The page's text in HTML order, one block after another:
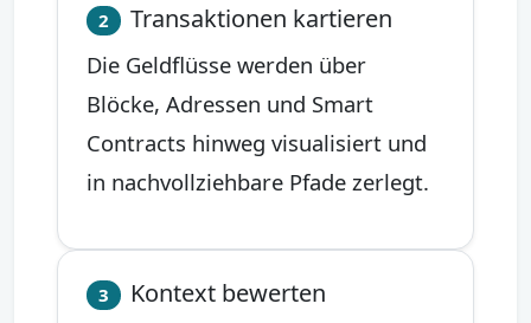
2 Transaktionen kartieren
Die Geldflüsse werden über
Blöcke, Adressen und Smart
Contracts hinweg visualisiert und
in nachvollziehbare Pfade zerlegt.
3 Kontext bewerten